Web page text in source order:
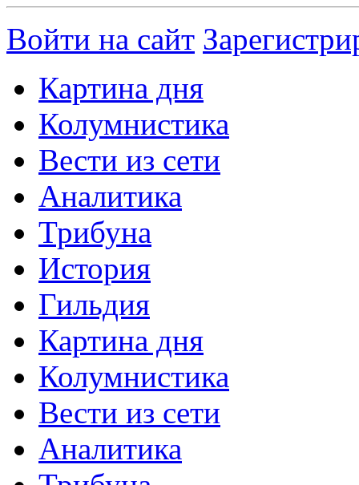
Войти на сайт
Картина дня
Колумнистика
Вести из сети
Аналитика
Трибуна
История
Гильдия
Картина дня
Колумнистика
Вести из сети
Аналитика